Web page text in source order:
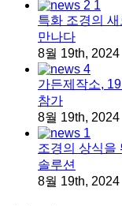
특화 조경의 새
만나다
8월 19th, 2024
가든제작소,
참가
8월 19th, 2024
조경의 상식을
솔루션
8월 19th, 2024